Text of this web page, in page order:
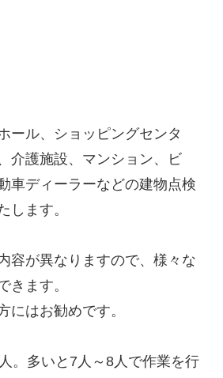
ール、ショッピングセンタ
介護施設、マンション、ビ
車ディーラーなどの建物点検
します。
容が異なりますので、様々な
きます。
にはお勧めです。
。多いと7人～8人で作業を行